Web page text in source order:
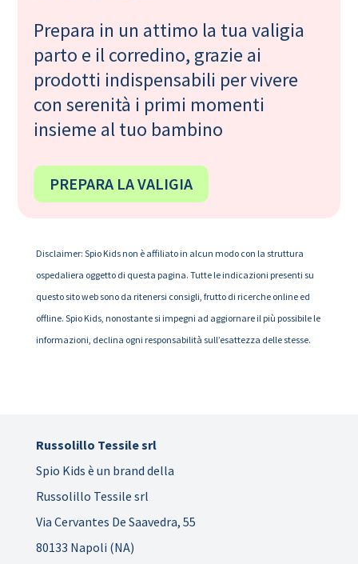
Prepara in un attimo la tua valigia
parto e il corredino, grazie ai
prodotti indispensabili per vivere
con serenità i primi momenti
insieme al tuo bambino
PREPARA LA VALIGIA
Disclaimer: Spio Kids non è affiliato in alcun modo con la struttura
ospedaliera oggetto di questa pagina. Tutte le indicazioni presenti su
questo sito web sono da ritenersi consigli, frutto di ricerche online ed
offline. Spio Kids, nonostante si impegni ad aggiornare il più possibile le
informazioni, declina ogni responsabilità sull’esattezza delle stesse.
Russolillo Tessile srl
Spio Kids è un brand della
Russolillo Tessile srl
Via Cervantes De Saavedra, 55
80133 Napoli (NA)